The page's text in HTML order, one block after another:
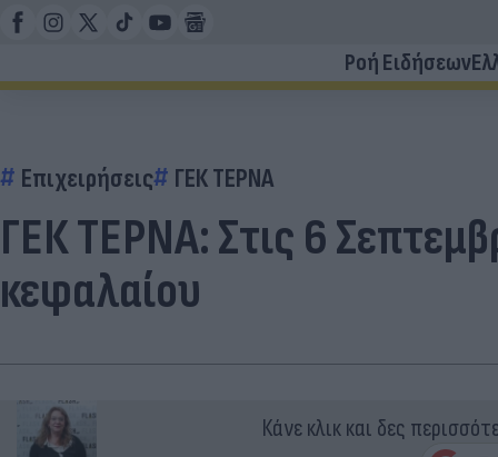
Ροή Ειδήσεων
Επιχειρήσεις ΓΕΚ ΤΕΡΝΑ
ΓΕΚ ΤΕΡΝΑ: Στις 6
κεφαλαίου
Κάνε κλικ και δες